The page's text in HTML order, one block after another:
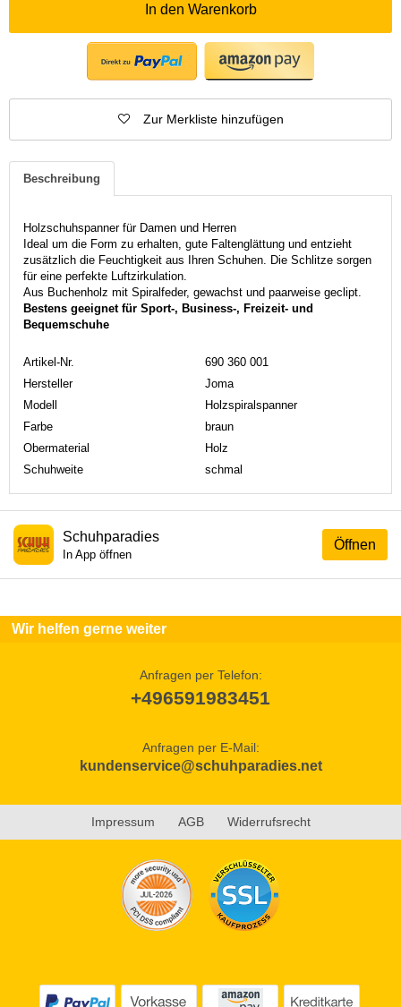
In den Warenkorb
Zur Merkliste hinzufügen
Beschreibung
Holzschuhspanner für Damen und Herren
Ideal um die Form zu erhalten, gute Faltenglättung und entzieht
zusätzlich die Feuchtigkeit aus Ihren Schuhen. Die Schlitze sorgen
für eine perfekte Luftzirkulation.
Aus Buchenholz mit Spiralfeder, gewachst und paarweise geclipt.
Bestens geeignet für Sport-, Business-, Freizeit- und
Bequemschuhe
Artikel-Nr.
690 360 001
Hersteller
Joma
Modell
Holzspiralspanner
Farbe
braun
Obermaterial
Holz
Schuhweite
schmal
Öffnen
Schuhparadies
In App öffnen
Wir helfen gerne weiter
Anfragen per Telefon:
+496591983451
Anfragen per E-Mail:
kundenservice@schuhparadies.net
Impressum AGB Widerrufsrecht